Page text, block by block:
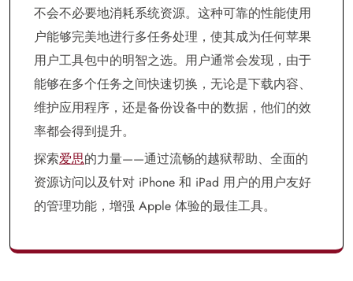
不会不必要地消耗系统资源。这种可靠的性能使用
户能够完美地进行多任务处理，使其成为任何苹果
用户工具包中的明智之选。用户通常会发现，由于
能够在多个任务之间快速切换，无论是下载内容、
维护应用程序，还是备份设备中的数据，他们的效
率都会得到提升。
探索爱思的力量——通过流畅的越狱帮助、全面的
资源访问以及针对 iPhone 和 iPad 用户的用户友好
的管理功能，增强 Apple 体验的最佳工具。